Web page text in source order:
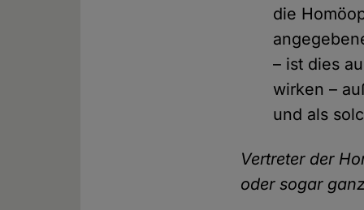
die
– ist dies
wirken –
und als
Vertreter der
oder sogar